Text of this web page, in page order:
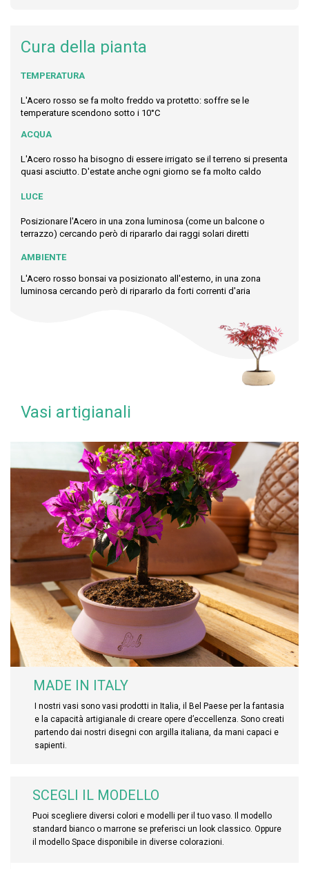
Cura della pianta
TEMPERATURA
L'Acero rosso se fa molto freddo va protetto: soffre se le
temperature scendono sotto i 10°C
ACQUA
L'Acero rosso ha bisogno di essere irrigato se il terreno si presenta
quasi asciutto. D'estate anche ogni giorno se fa molto caldo
LUCE
Posizionare l'Acero in una zona luminosa (come un balcone o
terrazzo) cercando però di ripararlo dai raggi solari diretti
AMBIENTE
L'Acero rosso bonsai va posizionato all'esterno, in una zona
luminosa cercando però di ripararlo da forti correnti d'aria
Vasi artigianali
MADE IN ITALY
I nostri vasi sono vasi prodotti in Italia, il Bel Paese per la fantasia
e la capacità artigianale di creare opere d’eccellenza. Sono creati
partendo dai nostri disegni con argilla italiana, da mani capaci e
sapienti.
SCEGLI IL MODELLO
Puoi scegliere diversi colori e modelli per il tuo vaso. Il modello
standard bianco o marrone se preferisci un look classico. Oppure
il modello Space disponibile in diverse colorazioni.